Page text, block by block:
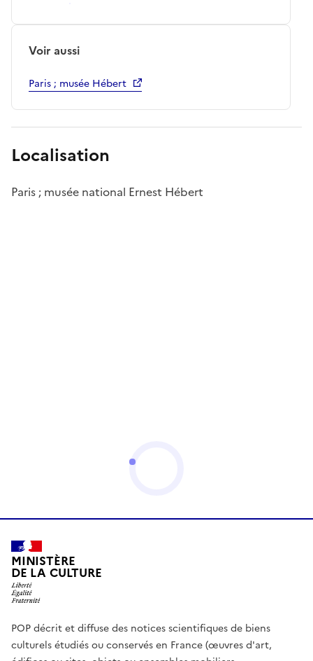
Voir aussi
Paris ; musée Hébert
Localisation
Paris ; musée national Ernest Hébert
MINISTÈRE
DE LA CULTURE
POP décrit et diffuse des notices scientifiques de biens
culturels étudiés ou conservés en France (œuvres d'art,